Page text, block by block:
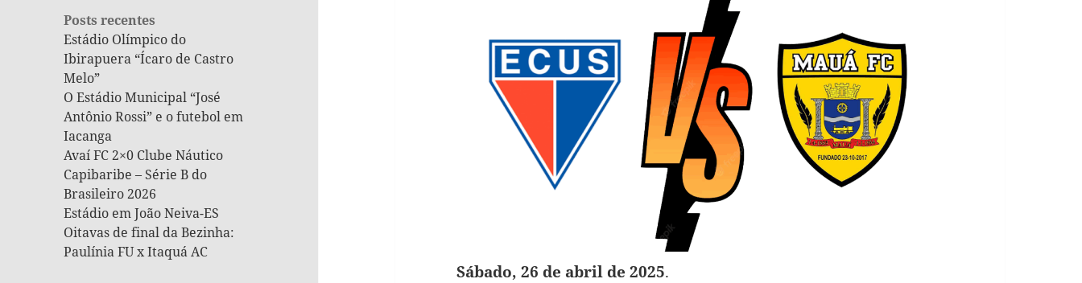
Posts recentes
Estádio Olímpico do
Ibirapuera “Ícaro de Castro
Melo”
O Estádio Municipal “José
Antônio Rossi” e o futebol em
Iacanga
Avaí FC 2×0 Clube Náutico
Capibaribe – Série B do
Brasileiro 2026
Estádio em João Neiva-ES
Oitavas de final da Bezinha:
Paulínia FU x Itaquá AC
Sábado, 26 de abril de 2025.